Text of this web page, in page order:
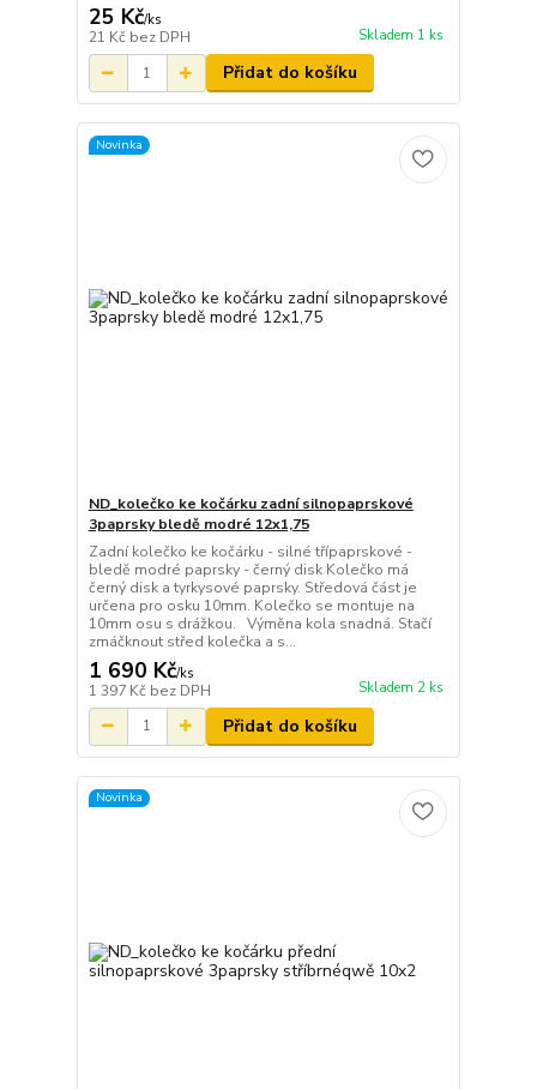
25 Kč/ks
21 Kč bez DPH Skladem 1 ks
Přidat do košíku
Novinka
ND_kolečko ke kočárku zadní silnopaprskové
3paprsky bledě modré 12x1,75
Zadní kolečko ke kočárku - silné třípaprskové -
bledě modré paprsky - černý disk Kolečko má
černý disk a tyrkysové paprsky. Středová část je
určena pro osku 10mm. Kolečko se montuje na
10mm osu s drážkou. Výměna kola snadná. Stačí
zmáčknout střed kolečka a s...
1 690 Kč/ks
1 397 Kč bez DPH Skladem 2 ks
Přidat do košíku
Novinka